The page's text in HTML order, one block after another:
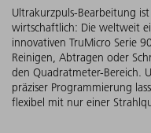
Ultrakurzpuls-Bearbeitung
wirtschaftlich: Die weltweit
innovativen TruMicro Serie
Reinigen, Abtragen oder
den Quadratmeter-Bereich.
präziser Programmierung
flexibel mit nur einer